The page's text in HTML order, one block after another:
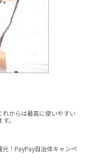
からは最高に使いやすい
。
元！PayPay自治体キャンペ